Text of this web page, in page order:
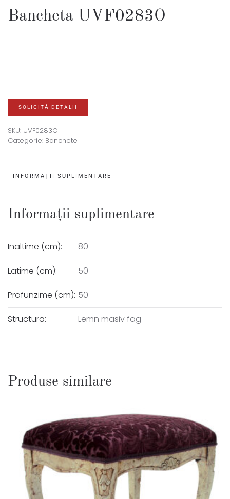
Bancheta UVF0283O
SOLICITĂ DETALII
SKU: UVF0283O
Categorie: Banchete
INFORMAȚII SUPLIMENTARE
Informații suplimentare
Inaltime (cm): 80
Latime (cm): 50
Profunzime (cm): 50
Structura: Lemn masiv fag
Produse similare